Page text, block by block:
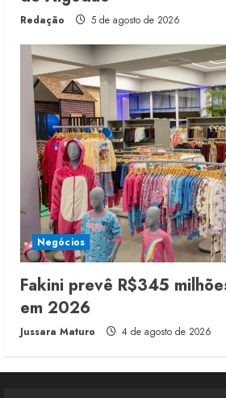
Redação 5 de agosto de 2026
Negócios
Fakini prevê R$345
em 2026
Jussara Maturo 4 de agosto de 2026